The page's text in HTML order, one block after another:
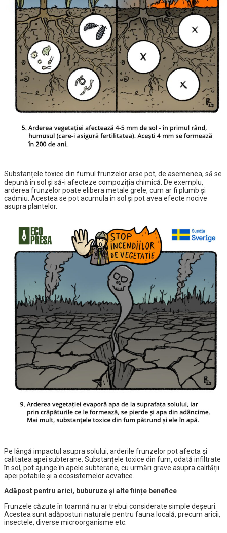
Substanțele toxice din fumul frunzelor arse pot, de asemenea, să se
depună în sol și să-i afecteze compoziția chimică. De exemplu,
arderea frunzelor poate elibera metale grele, cum ar fi plumb și
cadmiu. Acestea se pot acumula în sol și pot avea efecte nocive
asupra plantelor.
Pe lângă impactul asupra solului, arderile frunzelor pot afecta și
calitatea apei subterane. Substanțele toxice din fum, odată infiltrate
în sol, pot ajunge în apele subterane, cu urmări grave asupra calității
apei potabile și a ecosistemelor acvatice.
Adăpost pentru arici, buburuze și alte ființe benefice
Frunzele căzute în toamnă nu ar trebui considerate simple deșeuri.
Acestea sunt adăposturi naturale pentru fauna locală, precum aricii,
insectele, diverse microorganisme etc.